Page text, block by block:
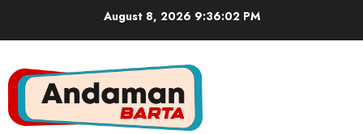
August 8, 2026 9:36:02 PM